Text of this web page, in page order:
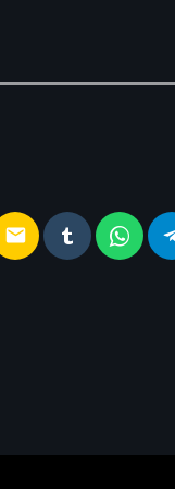
email